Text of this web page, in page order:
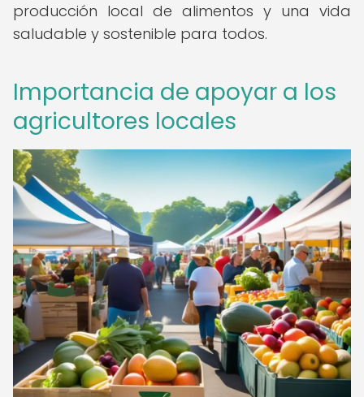
producción local de alimentos y una vida
saludable y sostenible para todos.
Importancia de apoyar a los
agricultores locales